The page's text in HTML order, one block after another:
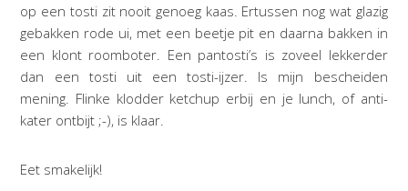
op een tosti zit nooit genoeg kaas. Ertussen nog wat glazig
gebakken rode ui, met een beetje pit en daarna bakken in
een klont roomboter. Een pantosti’s is zoveel lekkerder
dan een tosti uit een tosti-ijzer. Is mijn bescheiden
mening. Flinke klodder ketchup erbij en je lunch, of anti-
kater ontbijt ;-), is klaar.
Eet smakelijk!